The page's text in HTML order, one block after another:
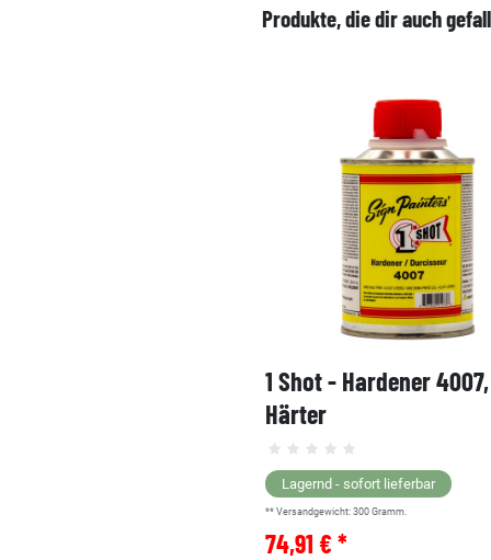
Produkte, die dir auch
1 Shot - Hardener
Härter
Lagernd - sofort lieferbar
** Versandgewicht: 300 Gramm.
74,91 € *